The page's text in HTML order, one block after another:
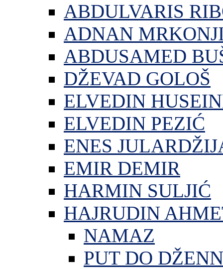
ABDULVARIS
ADNAN
ABDUSAMED
DŽEVAD GOLOŠ
ELVEDIN
ELVEDIN PEZIĆ
ENES
EMIR DEMIR
HARMIN SULJIĆ
HAJRUDIN
NAMAZ
PUT DO